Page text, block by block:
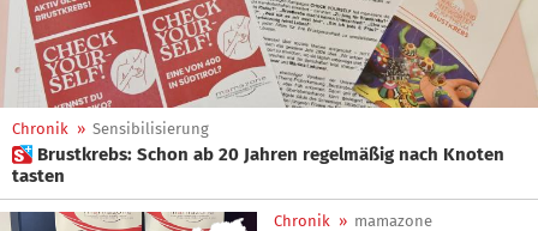
Chronik » Sensibilisierung
 Brustkrebs: Schon ab 20 Jahren regelmäßig nach Knoten
tasten
Chronik » mamazone